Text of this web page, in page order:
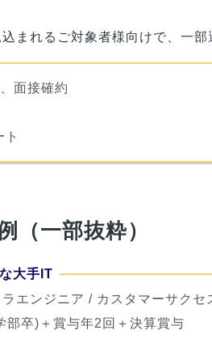
まれるご対象者様向けで、一
面接確約
（一部抜粋）
大手IT
エンジニア / カスタマーサクセ
部卒)＋賞与年2回＋決算賞与